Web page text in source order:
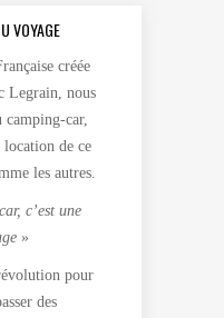
VOYAGE
créée
Legrain, nous
camping-car,
location de ce
les autres.
c’est une
»
pour
des